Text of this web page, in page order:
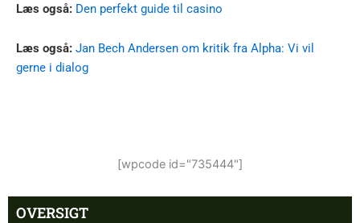
Læs også: Den perfekt guide til casino
Læs også: Jan Bech Andersen om kritik fra Alpha: Vi vil
gerne i dialog
[wpcode id="735444"]
OVERSIGT